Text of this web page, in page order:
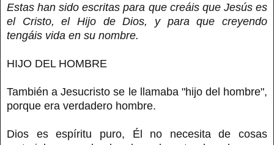
Estas han sido escritas para que creáis que Jesús es
el Cristo, el Hijo de Dios, y para que creyendo
tengáis vida en su nombre.
HIJO DEL HOMBRE
También a Jesucristo se le llamaba "hijo del hombre",
porque era verdadero hombre.
Dios es espíritu puro, Él no necesita de cosas